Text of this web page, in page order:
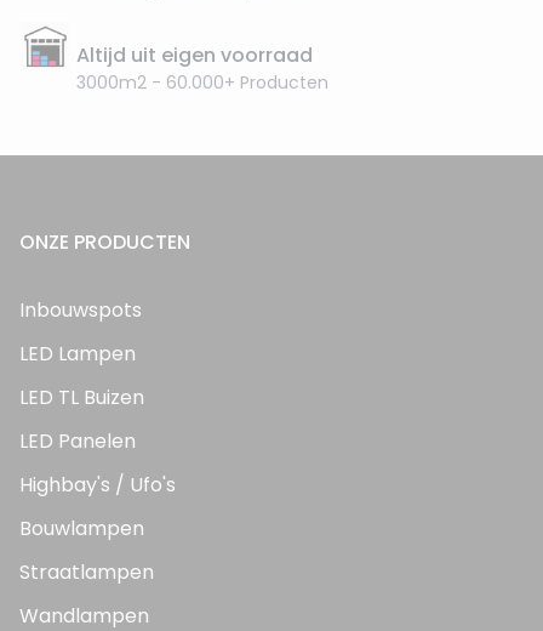
Altijd uit eigen voorraad
3000m2 - 60.000+ Producten
ONZE PRODUCTEN
Inbouwspots
LED Lampen
LED TL Buizen
LED Panelen
Highbay's / Ufo's
Bouwlampen
Straatlampen
Wandlampen